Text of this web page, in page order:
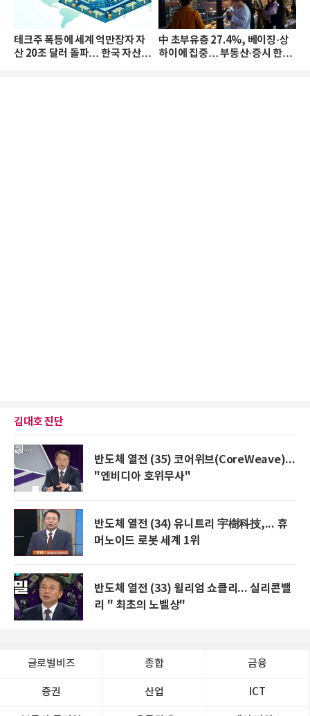
테크주 폭등에 세계 억만장자 자
산 20조 달러 돌파… 한국 자산
中 초부유층 27.4%, 베이징·상
하이에 집중… 부동산·증시 한파
김대호 진단
반도체 열전 (35) 코어위브(CoreWeave)...
"엔비디아 호위무사"
반도체 열전 (34) 유니트리 宇樹科技,... 휴
머노이드 로봇 세계 1위
반도체 열전 (33) 윌리엄 쇼클리... 실리콘밸
리 " 최초의 노벨상"
글로벌비즈 종합 금융
증권 산업 ICT